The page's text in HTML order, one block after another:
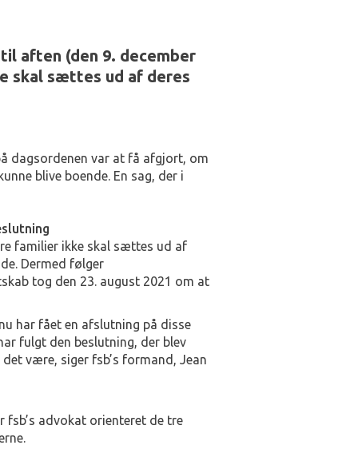
aften (den 9. december
skal sættes ud af deres
dagsordenen var at få afgjort, om
blive boende. En sag, der i
familier ikke skal sættes ud af
Dermed følger
tog den 23. august 2021 om at
har fået en afslutning på disse
fulgt den beslutning, der blev
være, siger fsb’s formand, Jean
advokat orienteret de tre